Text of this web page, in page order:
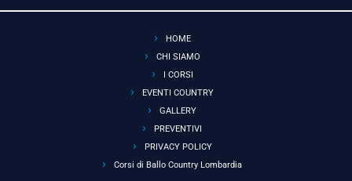
HOME
CHI SIAMO
I CORSI
EVENTI COUNTRY
GALLERY
PREVENTIVI
PRIVACY POLICY
Corsi di Ballo Country Lombardia